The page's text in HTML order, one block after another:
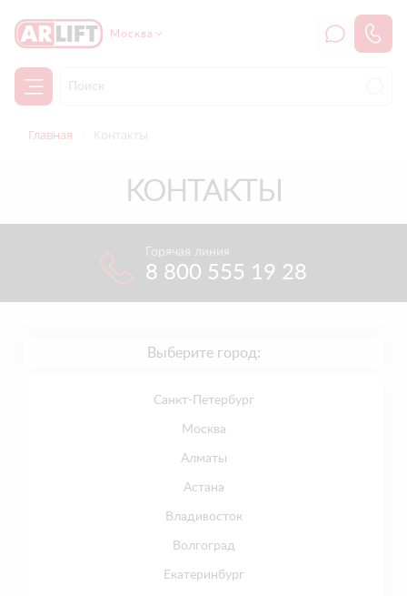
Москва
Главная Контакты
КОНТАКТЫ
Горячая линия
8 800 555 19 28
Выберите город:
Санкт-Петербург
Москва
Алматы
Астана
Владивосток
Волгоград
Екатеринбург